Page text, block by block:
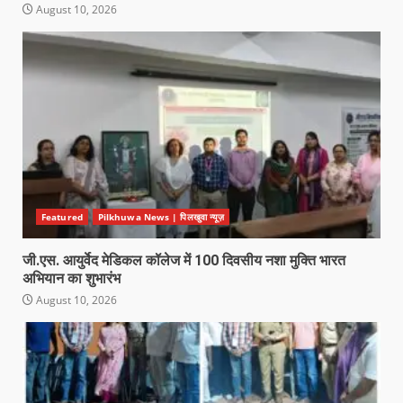
August 10, 2026
Featured Pilkhuwa News | पिलखुवा न्यूज़
जी.एस. आयुर्वेद मेडिकल कॉलेज में 100 दिवसीय नशा मुक्ति भारत
अभियान का शुभारंभ
August 10, 2026